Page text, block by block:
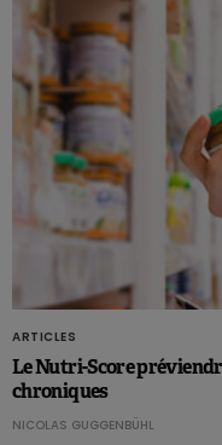
ARTICLES
Le Nutri-Score
chroniques
NICOLAS GUGGENBÜHL